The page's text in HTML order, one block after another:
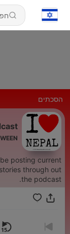
הסכתים
posting current
through out
the podcast.